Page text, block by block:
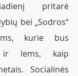
pritarė
bei „Sodros“
kurie bus
ir lems, kaip
Socialinės